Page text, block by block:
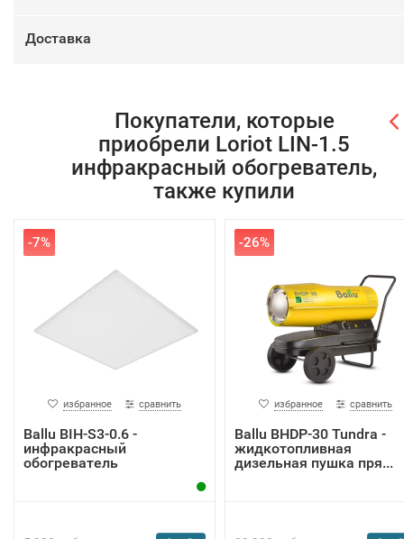
Доставка
Покупатели, которые
приобрели Loriot LIN-1.5
инфракрасный обогреватель,
также купили
-7%
избранное сравнить
Ballu BIH-S3-0.6 -
инфракрасный
обогреватель
-26%
избранное сравнить
Ballu BHDP-30 Tundra -
жидкотопливная
дизельная пушка пря...